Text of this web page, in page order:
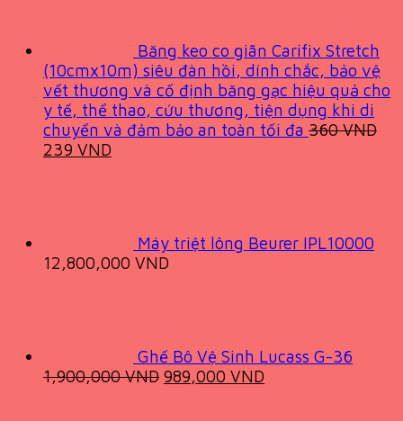
Băng keo co giãn Carifix Stretch
(10cmx10m) siêu đàn hồi, dính chắc, bảo vệ
vết thương và cố định băng gạc hiệu quả cho
y tế, thể thao, cứu thương, tiện dụng khi di
chuyển và đảm bảo an toàn tối đa 360VND
Original
239 VND
Máy triệt lông Beurer IPL10000
12,800,000 VND
Ghế Bô Vệ Sinh Lucass G-36
1,900,000VND Original
989,000 VND